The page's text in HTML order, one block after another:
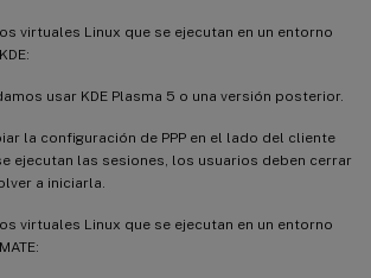
virtuales Linux que se ejecutan en un entorno
usar KDE Plasma 5 o una versión posterior.
la configuración de PPP en el lado del cliente
ejecutan las sesiones, los usuarios deben cerrar
a iniciarla.
virtuales Linux que se ejecutan en un entorno